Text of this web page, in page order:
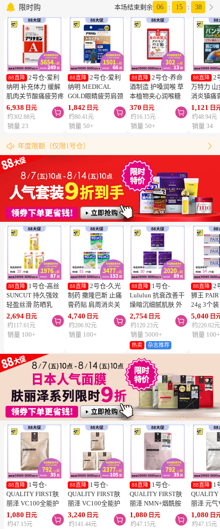
 限时购 本场结束剩余 06 : 15 : 37 
88直降 2号仓-爱利
纳明 补充体力 缓解
肌肉关节酸痛疲劳疼
痛 补充维生素B 270
片【第3类医药品】
Alinamin A 补充维
缓眼疲劳
6,938 日元
约302.88元

销量 23
88直降
2号仓-爱利
纳明 MEDICAL
GOLD眼睛疲劳肩颈
腰疼止痛片 改善眼
疲劳肌肉关节痛手脚
麻木 21粒【第３类
1,842 日元
约80.41元

销量 50+
88直降 2号仓-养命
酒制造 护嗓润喉 草
本植物夹心润喉糖
黑蜜草本味 76g
370 日元
约16.15元

销量 50+
88直降
2
万特力 山
消炎镇痛
7×10mm
类医药品
1,121 日
约48.94元
销量 34

松本清购物须知
年度限额（仅限1号仓）
同仓库满5000日元包邮（仅限中国大陆地区）
松本清粉丝群来啦！
跳转搜索结果

88直降
1号仓-高丝
SUNCUT 持久强效
轻盈丝滑 防晒乳
SPF50+ PA++++
50ml 3个装 阻隔紫
外线 持久耐水 户外
2,694 日元
约117.61元

销量 100+
88直降
2号仓-久光
制药 撒隆巴斯 止痛
膏药贴 肩周消炎关
节颈椎疼 4.6×7.2cm
120贴 3个装【第3类
医药品】
4,740 日元
约206.92元

销量 100+
88直降
1号仓-
Lululun 抗衰改善干
燥暗沉细腻肌肤 外
泌体精华液保湿面膜
7片 3个装 Exosome
增加肌肤弹力透明感
2,754 日元
约120.23元

销量 5000+
热卖 杂志推荐
88直降
2
狮王
24g 3个
疮 去痘
舒缓炎症
类医药品
5,040 日
约220.02元
销量 100+
88直降
1号仓-
QUALITY FIRST肤
丽泽 VC100全能护
理面膜 7片
1,080 日元
约47.15元

88直降
1号仓-
QUALITY FIRST肤
丽泽 VC100全能护
理面膜 7片 3个装
3,240 日元
约141.44元

88直降
1号仓-
QUALITY FIRST肤
丽泽 NMN+烟酰胺
多重焕活面膜 7片
1,080 日元
约47.15元

88直降
1
QUALITY
丽泽 元气
白保湿面
维生素C
1,080 日
约47.15元